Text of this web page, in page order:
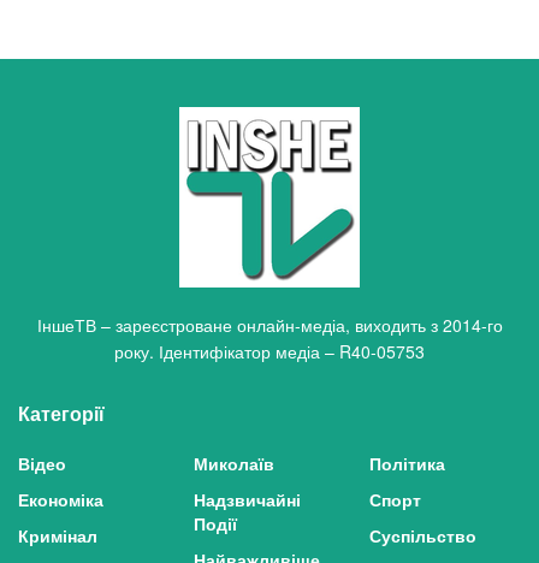
ІншеТВ – зареєстроване онлайн-медіа, виходить з 2014-го
року. Ідентифікатор медіа – R40-05753
Категорії
Відео
Економіка
Кримінал
Миколаїв
Надзвичайні
Події
Політика
Спорт
Суспільство